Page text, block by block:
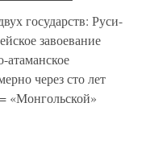
государств: Руси-
завоевание
через сто лет
«Монгольской»